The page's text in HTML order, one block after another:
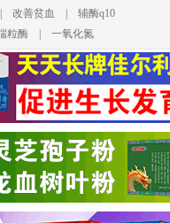
改善贫血
辅酶q10
粒酶 一氧化氮